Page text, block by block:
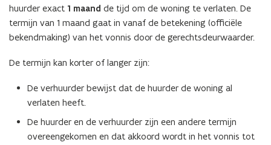
huurder exact 1 maand de tijd om de woning te verlaten. De
termijn van 1 maand gaat in vanaf de betekening (officiële
bekendmaking) van het vonnis door de gerechtsdeurwaarder.
De termijn kan korter of langer zijn:
De verhuurder bewijst dat de huurder de woning al
verlaten heeft.
De huurder en de verhuurder zijn een andere termijn
overeengekomen en dat akkoord wordt in het vonnis tot